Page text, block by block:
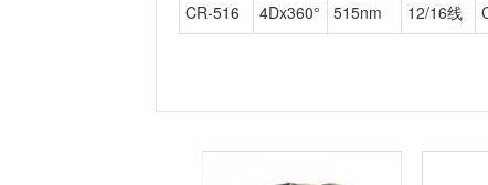
CR-516
4Dx360° 515nm 12/16线